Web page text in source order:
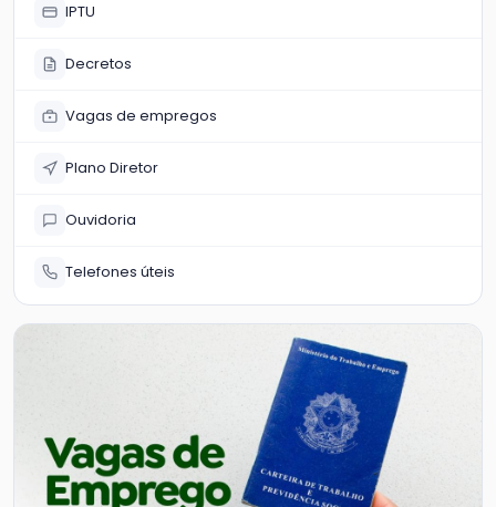
IPTU
Decretos
Vagas de empregos
Plano Diretor
Ouvidoria
Telefones úteis